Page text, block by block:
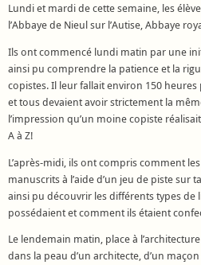
Lundi et mardi de cette semaine, les
l’Abbaye de Nieul sur l’Autise, Abbaye
Ils ont commencé lundi matin par une
ainsi pu comprendre la patience et la
copistes. Il leur fallait environ 150
et tous devaient avoir strictement la
l’impression qu’un moine copiste
A à Z!
L’après-midi, ils ont compris comment
manuscrits à l’aide d’un jeu de piste sur
ainsi pu découvrir les différents types de
possédaient et comment ils étaient
Le lendemain matin, place à
dans la peau d’un architecte, d’un